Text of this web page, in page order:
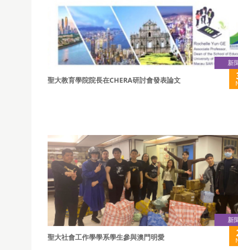
新
聖大教育學院院長在CHERA研討會發表論文
新
聖大社會工作學學系學生參與澳門明愛